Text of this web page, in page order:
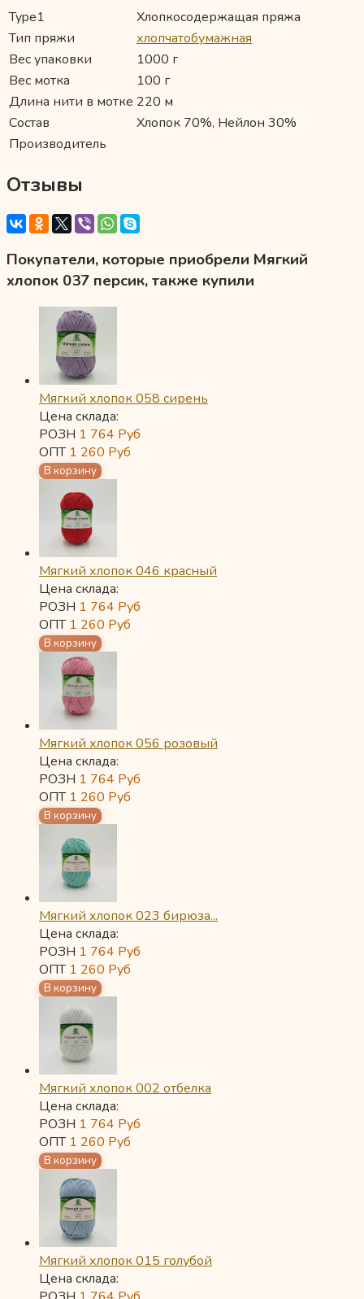
Type1
Хлопкосодержащая пряжа
Тип пряжи
хлопчатобумажная
Вес упаковки
1000 г
Вес мотка
100 г
Длина нити в мотке 220 м
Состав
Хлопок 70%, Нейлон 30%
Производитель
Отзывы
Покупатели, которые приобрели Мягкий
хлопок 037 персик, также купили
Мягкий хлопок 058 сирень
Цена склада:
РОЗН 1 764 Руб
ОПТ 1 260 Руб
Мягкий хлопок 046 красный
Цена склада:
РОЗН 1 764 Руб
ОПТ 1 260 Руб
Мягкий хлопок 056 розовый
Цена склада:
РОЗН 1 764 Руб
ОПТ 1 260 Руб
Мягкий хлопок 023 бирюза...
Цена склада:
РОЗН 1 764 Руб
ОПТ 1 260 Руб
Мягкий хлопок 002 отбелка
Цена склада:
РОЗН 1 764 Руб
ОПТ 1 260 Руб
Мягкий хлопок 015 голубой
Цена склада: